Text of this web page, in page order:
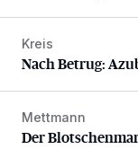
Nach Betrug:
Kreis
Nach Betrug:
Der
Mettmann
Der